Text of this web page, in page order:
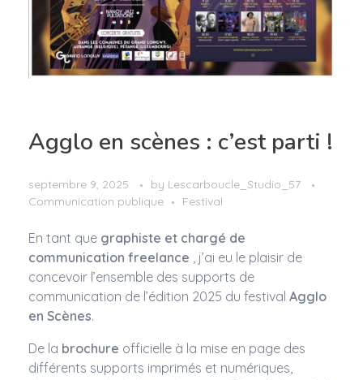
Agglo en scènes : c’est parti !
septembre 9, 2025 by Lescarboucle_Studio_57
Communication publique
Festival
En tant que graphiste et chargé de
communication freelance , j’ai eu le plaisir de
concevoir l’ensemble des supports de
communication de l’édition 2025 du festival Agglo
en Scènes.
De la brochure officielle à la mise en page des
différents supports imprimés et numériques,